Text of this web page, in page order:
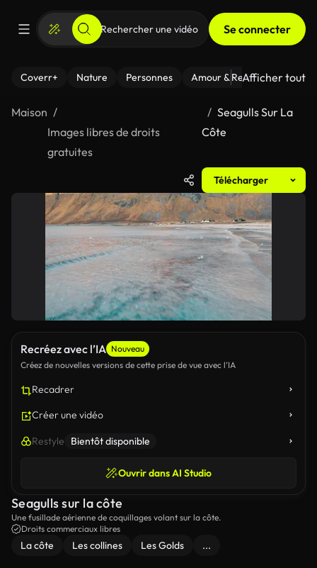
Se connecter
Coverr+ Nature Personnes Amour & Relations Le
Afficher tout
Maison
Images libres de droits
gratuites
Seagulls Sur La
Côte
Télécharger
Recréez avec l’IA Nouveau
Créez de nouvelles versions de cette prise de vue avec l’IA
Recadrer
Créer une vidéo
Restyle Bientôt disponible
Ouvrir dans AI Studio
Seagulls sur la côte
Une fusillade aérienne de coquillages volant sur la côte.
Droits commerciaux libres
La côte Les collines Les Golds ...